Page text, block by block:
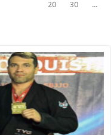
20 30
...